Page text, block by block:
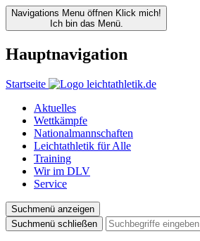
Navigations Menu öffnen Klick mich!
Ich bin das Menü.
Hauptnavigation
Startseite
Aktuelles
Wettkämpfe
Nationalmannschaften
Leichtathletik für Alle
Training
Wir im DLV
Service
Suchmenü anzeigen
Suchmenü schließen